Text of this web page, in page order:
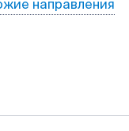
направления